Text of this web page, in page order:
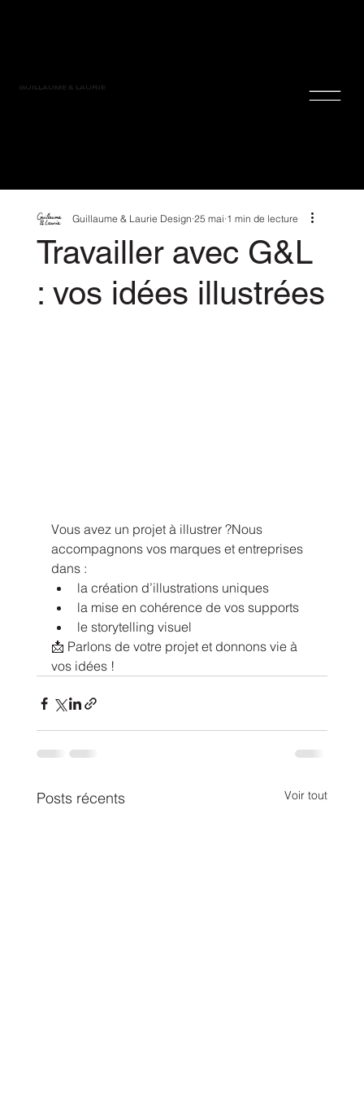
GUILLAUME & LAURIE
Travailler avec G&L
: vos idées illustrées
Guillaume & Laurie Design 25 mai 1 min de lecture
Vous avez un projet à illustrer ?Nous
accompagnons vos marques et entreprises
dans :
la création d’illustrations uniques
la mise en cohérence de vos supports
le storytelling visuel
📩 Parlons de votre projet et donnons vie à
vos idées !
Posts récents Voir tout